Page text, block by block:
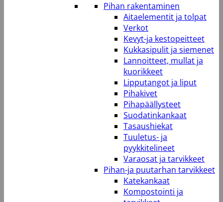
Pihan rakentaminen
Aitaelementit ja tolpat
Verkot
Kevyt-ja kestopeitteet
Kukkasipulit ja siemenet
Lannoitteet, mullat ja
kuorikkeet
Lipputangot ja liput
Pihakivet
Pihapäällysteet
Suodatinkankaat
Tasaushiekat
Tuuletus- ja
pyykkitelineet
Varaosat ja tarvikkeet
Pihan-ja puutarhan tarvikkeet
Katekankaat
Kompostointi ja